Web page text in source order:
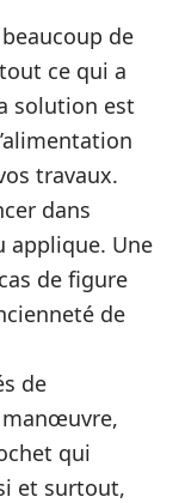
de
ce qui a
solution est
travaux.
dans
applique. Une
de figure
de
de
manœuvre,
qui
et surtout,